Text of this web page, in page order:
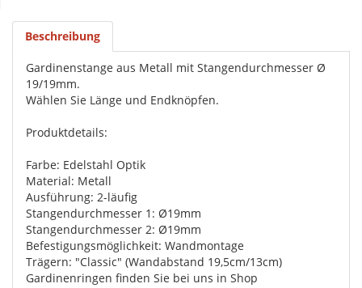
Beschreibung
Gardinenstange aus Metall mit Stangendurchmesser Ø
19/19mm.
Wählen Sie Länge und Endknöpfen.
Produktdetails:
Farbe: Edelstahl Optik
Material: Metall
Ausführung: 2-läufig
Stangendurchmesser 1: Ø19mm
Stangendurchmesser 2: Ø19mm
Befestigungsmöglichkeit: Wandmontage
Trägern: "Classic" (Wandabstand 19,5cm/13cm)
Gardinenringen finden Sie bei uns in Shop